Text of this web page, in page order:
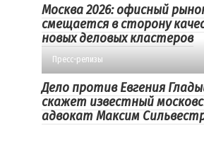
Москва 2026: офисный
смещается в сторону
новых деловых кластеров
Пресс-релизы
Дело против Евгения
скажет известный
адвокат Максим